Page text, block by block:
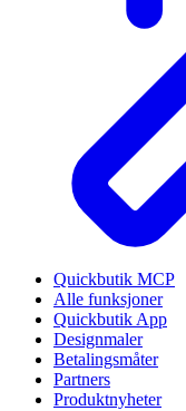
Quickbutik MCP
Alle funksjoner
Quickbutik App
Designmaler
Betalingsmåter
Partners
Produktnyheter